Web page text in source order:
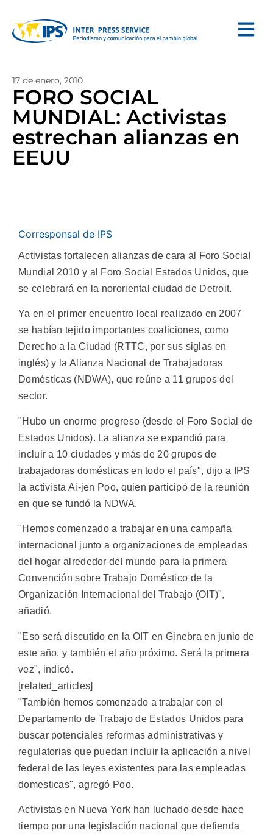
17 de enero, 2010
FORO SOCIAL
MUNDIAL: Activistas
estrechan alianzas en
EEUU
Corresponsal de IPS
Activistas fortalecen alianzas de cara al Foro Social
Mundial 2010 y al Foro Social Estados Unidos, que
se celebrará en la nororiental ciudad de Detroit.
Ya en el primer encuentro local realizado en 2007
se habían tejido importantes coaliciones, como
Derecho a la Ciudad (RTTC, por sus siglas en
inglés) y la Alianza Nacional de Trabajadoras
Domésticas (NDWA), que reúne a 11 grupos del
sector.
"Hubo un enorme progreso (desde el Foro Social de
Estados Unidos). La alianza se expandió para
incluir a 10 ciudades y más de 20 grupos de
trabajadoras domésticas en todo el país", dijo a IPS
la activista Ai-jen Poo, quien participó de la reunión
en que se fundó la NDWA.
"Hemos comenzado a trabajar en una campaña
internacional junto a organizaciones de empleadas
del hogar alrededor del mundo para la primera
Convención sobre Trabajo Doméstico de la
Organización Internacional del Trabajo (OIT)",
añadió.
"Eso será discutido en la OIT en Ginebra en junio de
este año, y también el año próximo. Será la primera
vez", indicó.
[related_articles]
"También hemos comenzado a trabajar con el
Departamento de Trabajo de Estados Unidos para
buscar potenciales reformas administrativas y
regulatorias que puedan incluir la aplicación a nivel
federal de las leyes existentes para las empleadas
domesticas", agregó Poo.
Activistas en Nueva York han luchado desde hace
tiempo por una legislación nacional que defienda